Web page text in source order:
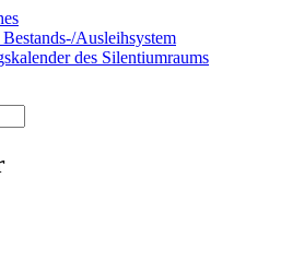
Ausleihsystem
des Silentiumraums